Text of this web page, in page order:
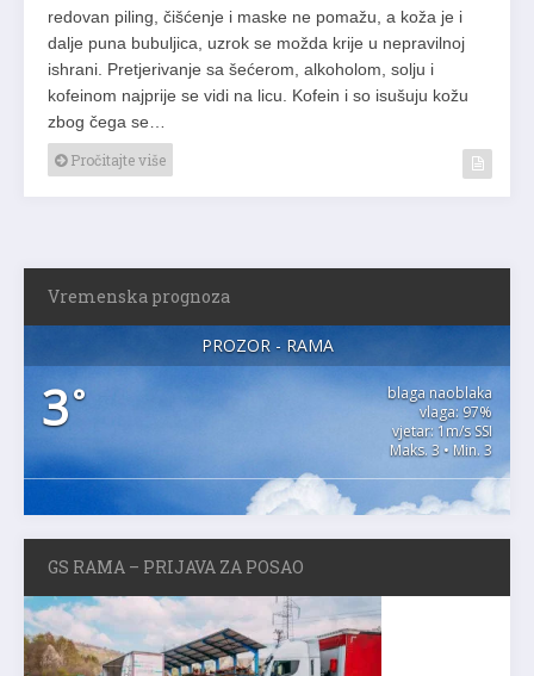
redovan piling, čišćenje i maske ne pomažu, a koža je i
dalje puna bubuljica, uzrok se možda krije u nepravilnoj
ishrani. Pretjerivanje sa šećerom, alkoholom, solju i
kofeinom najprije se vidi na licu. Kofein i so isušuju kožu
zbog čega se…
Pročitajte više
Vremenska prognoza
PROZOR - RAMA
3°
blaga naoblaka
vlaga: 97%
vjetar: 1m/s SSI
Maks. 3 • Min. 3
GS RAMA – PRIJAVA ZA POSAO